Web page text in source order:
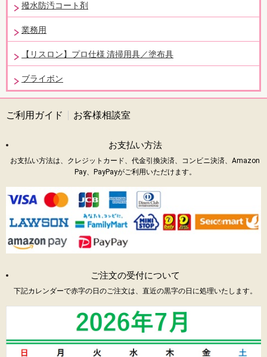
撥水防汚コート剤
業務用
【リスロン】プロ仕様 清掃用具／塗布具
ブライボン
ご利用ガイド お客様相談室
お支払い方法
お支払い方法は、クレジットカード、代金引換決済、コンビニ決済、Amazon
Pay、PayPayがご利用いただけます。
ご注文の受付について
下記カレンダーで赤字の日のご注文は、直近の黒字の日に処理いたします。